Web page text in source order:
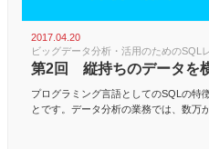
2017.04.20
ビッグデータ分析・活用のためのSQL
第2回 縦持ちのデータを
プログラミング言語としてのSQLの特
とです。データ分析の業務では、数万